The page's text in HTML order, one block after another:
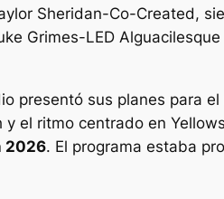
Sheridan-Co-Created,
Grimes-LED Alguacilesque
presentó sus planes para
y el ritmo centrado en
2026. El programa estaba